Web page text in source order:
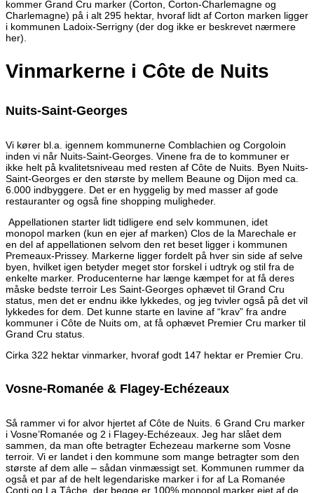
kommer Grand Cru marker (Corton, Corton-Charlemagne og
Charlemagne) på i alt 295 hektar, hvoraf lidt af Corton marken ligger
i kommunen Ladoix-Serrigny (der dog ikke er beskrevet nærmere
her).
Vinmarkerne i Côte de Nuits
Nuits-Saint-Georges
Vi kører bl.a. igennem kommunerne Comblachien og Corgoloin
inden vi når Nuits-Saint-Georges. Vinene fra de to kommuner er
ikke helt på kvalitetsniveau med resten af Côte de Nuits. Byen Nuits-
Saint-Georges er den største by mellem Beaune og Dijon med ca.
6.000 indbyggere. Det er en hyggelig by med masser af gode
restauranter og også fine shopping muligheder.
Appellationen starter lidt tidligere end selv kommunen, idet
monopol marken (kun en ejer af marken) Clos de la Marechale er
en del af appellationen selvom den ret beset ligger i kommunen
Premeaux-Prissey. Markerne ligger fordelt på hver sin side af selve
byen, hvilket igen betyder meget stor forskel i udtryk og stil fra de
enkelte marker. Producenterne har længe kæmpet for at få deres
måske bedste terroir Les Saint-Georges ophævet til Grand Cru
status, men det er endnu ikke lykkedes, og jeg tvivler også på det vil
lykkedes for dem. Det kunne starte en lavine af “krav” fra andre
kommuner i Côte de Nuits om, at få ophævet Premier Cru marker til
Grand Cru status.
Cirka 322 hektar vinmarker, hvoraf godt 147 hektar er Premier Cru.
Vosne-Romanée & Flagey-Echézeaux
Så rammer vi for alvor hjertet af Côte de Nuits. 6 Grand Cru marker
i Vosne’Romanée og 2 i Flagey-Echézeaux. Jeg har slået dem
sammen, da man ofte betragter Echezeau markerne som Vosne
terroir. Vi er landet i den kommune som mange betragter som den
største af dem alle – sådan vinmæssigt set. Kommunen rummer da
også et par af de helt legendariske marker i for af La Romanée
Conti og La Tâche, der begge er 100% monopol marker ejet af de